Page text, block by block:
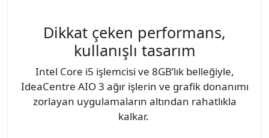
Dikkat çeken performans,
kullanışlı tasarım
Intel Core i5 işlemcisi ve 8GB’lık belleğiyle,
IdeaCentre AIO 3 ağır işlerin ve grafik donanımı
zorlayan uygulamaların altından rahatlıkla
kalkar.